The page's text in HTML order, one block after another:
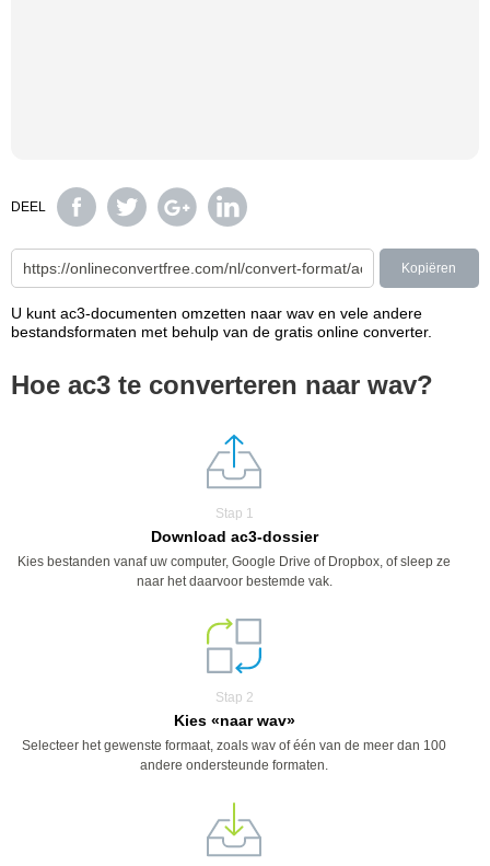
DEEL
Kopiëren
U kunt ac3-documenten omzetten naar wav en vele andere
bestandsformaten met behulp van de gratis online converter.
Hoe ac3 te converteren naar wav?
Stap 1
Download ac3-dossier
Kies bestanden vanaf uw computer, Google Drive of Dropbox, of sleep ze
naar het daarvoor bestemde vak.
Stap 2
Kies «naar wav»
Selecteer het gewenste formaat, zoals wav of één van de meer dan 100
andere ondersteunde formaten.